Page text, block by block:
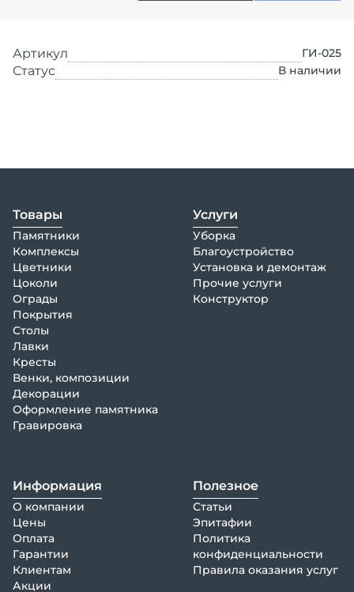
Артикул ГИ-025
Статус В наличии
Товары
Памятники
Комплексы
Цветники
Цоколи
Ограды
Покрытия
Столы
Лавки
Кресты
Венки, композиции
Декорации
Оформление памятника
Гравировка
Услуги
Уборка
Благоустройство
Установка и демонтаж
Прочие услуги
Конструктор
Информация
О компании
Цены
Оплата
Гарантии
Клиентам
Акции
Полезное
Статьи
Эпитафии
Политика
конфиденциальности
Правила оказания услуг